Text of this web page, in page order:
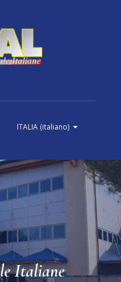
ITALIA (italiano)
Italiane